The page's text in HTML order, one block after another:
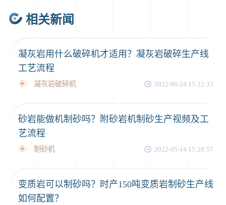
相关新闻
凝灰岩用什么破碎机才适用？凝灰岩破碎生产线
工艺流程
凝灰岩破碎机 2022-06-24 15:22:33
砂岩能做机制砂吗？附砂岩机制砂生产视频及工
艺流程
制砂机 2022-05-14 15:26:57
变质岩可以制砂吗？时产150吨变质岩制砂生产线
如何配置？